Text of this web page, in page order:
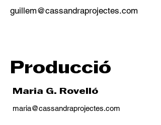
guillem@cassandraprojectes.com
Producció
Maria G. Rovelló
maria@cassandraprojectes.com